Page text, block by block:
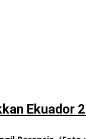
Ekuador